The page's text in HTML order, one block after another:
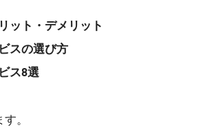
ット・デメリット
スの選び方
ス8選
。